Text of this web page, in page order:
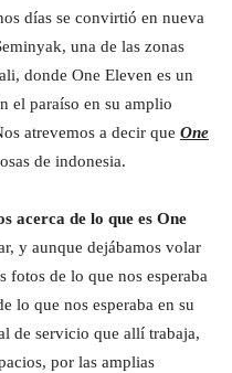
días se convirtió en nueva
una de las zonas
donde One Eleven es un
el paraíso en su amplio
atrevemos a decir que One
de indonesia.
acerca de lo que es One
y aunque dejábamos volar
de lo que nos esperaba
lo que nos esperaba en su
de servicio que allí trabaja,
por las amplias